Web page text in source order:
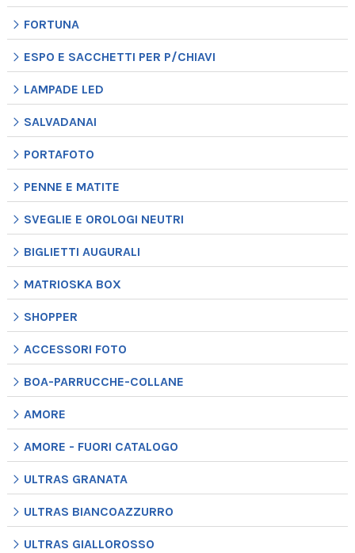
FORTUNA
ESPO E SACCHETTI PER P/CHIAVI
LAMPADE LED
SALVADANAI
PORTAFOTO
PENNE E MATITE
SVEGLIE E OROLOGI NEUTRI
BIGLIETTI AUGURALI
MATRIOSKA BOX
SHOPPER
ACCESSORI FOTO
BOA-PARRUCCHE-COLLANE
AMORE
AMORE - FUORI CATALOGO
ULTRAS GRANATA
ULTRAS BIANCOAZZURRO
ULTRAS GIALLOROSSO